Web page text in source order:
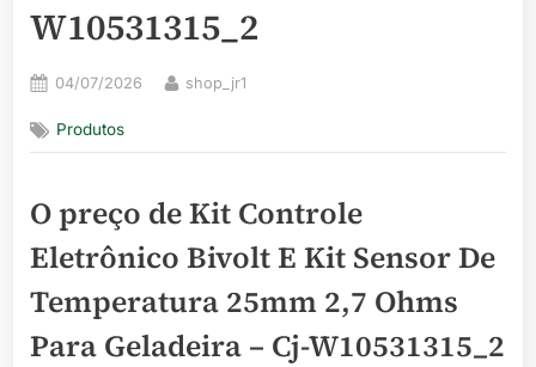
W10531315_2
Posted
04/07/2026 By
shop_jr1
Produtos
O preço de Kit Controle
Eletrônico Bivolt E Kit Sensor De
Temperatura 25mm 2,7 Ohms
Para Geladeira – Cj-W10531315_2